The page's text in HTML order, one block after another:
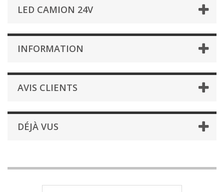
LED CAMION 24V
INFORMATION
AVIS CLIENTS
DÉJÀ VUS